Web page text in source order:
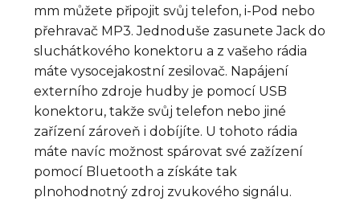
mm můžete připojit svůj telefon, i-Pod nebo
přehravač MP3. Jednoduše zasunete Jack do
sluchátkového konektoru a z vašeho rádia
máte vysocejakostní zesilovač. Napájení
externího zdroje hudby je pomocí USB
konektoru, takže svůj telefon nebo jiné
zařízení zároveň i dobíjíte. U tohoto rádia
máte navíc možnost spárovat své zažízení
pomocí Bluetooth a získáte tak
plnohodnotný zdroj zvukového signálu.